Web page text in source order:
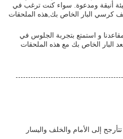
أنيقة ومدعوة. سواء كنت ترغب في
كرسي البار الخاص بك,هذه الملحقات
و استمتع بتجربة الجلوس في
البار الخاص بك مع هذه الملحقات
إلى الأمام والخلف واليسار